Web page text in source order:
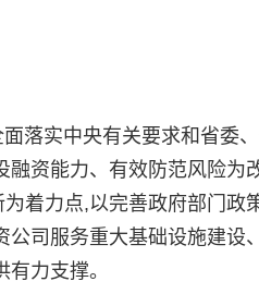
实中央有关要求和省委
资能力、有效防范风险为
着力点,以完善政府部门政
司服务重大基础设施建设
力支撑。